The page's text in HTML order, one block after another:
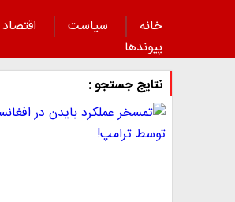
خانه سیاست اقتصاد
پیوند‌ها
نتایج جستجو :